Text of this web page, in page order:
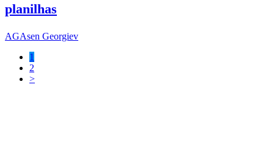
planilhas
AGAsen Georgiev
1
2
>